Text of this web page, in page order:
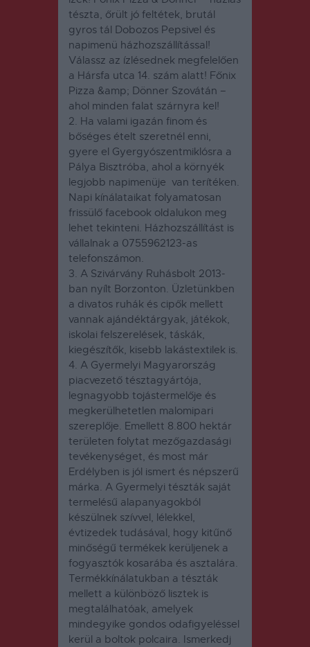
tészta, őrült jó feltétek, brutál
gyros tál Dobozos Pepsivel és
napimenü házhozszállítással!
Válassz az ízlésednek megfelelően
a Hársfa utca 14. szám alatt! Főnix
Pizza &amp; Dönner Szovátán –
ahol minden falat szárnyra kel!
2. Ha valami igazán finom és
bőséges ételt szeretnél enni,
gyere el Gyergyószentmiklósra a
Pálya Bisztróba
, ahol a környék
legjobb napimenüje van terítéken.
Napi kínálataikat folyamatosan
frissülő facebook oldalukon meg
lehet tekinteni. Házhozszállítást is
vállalnak a 0755962123-as
telefonszámon.
3. A Szivárvány Ruhásbolt 2013-
ban nyílt Borzonton. Üzletünkben
a divatos ruhák és cipők mellett
vannak ajándéktárgyak, játékok,
iskolai felszerelések, táskák,
kiegészítők, kisebb lakástextilek is.
4. A Gyermelyi Magyarország
piacvezető tésztagyártója,
legnagyobb tojástermelője és
megkerülhetetlen malomipari
szereplője. Emellett 8.800 hektár
területen folytat mezőgazdasági
tevékenységet, és most már
Erdélyben is jól ismert és népszerű
márka. A Gyermelyi tészták saját
termelésű alapanyagokból
készülnek szívvel, lélekkel,
évtizedek tudásával, hogy kitűnő
minőségű termékek kerüljenek a
fogyasztók kosarába és asztalára.
Termékkínálatukban a tészták
mellett a különböző lisztek is
megtalálhatóak, amelyek
mindegyike gondos odafigyeléssel
kerül a boltok polcaira. Ismerkedj